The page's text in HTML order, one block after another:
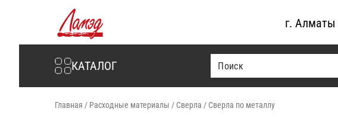
Интернет-магазин Ламэд
г. Алматы
КАТАЛОГ
Главная / Расходные материалы / Сверла / Сверла по металлу